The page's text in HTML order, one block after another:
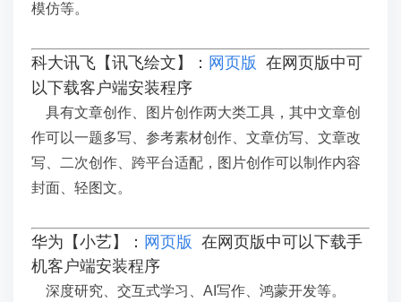
模仿等。
科大讯飞【讯飞绘文】： 网页版 在网页版中可
以下载客户端安装程序
具有文章创作、图片创作两大类工具，其中文章创
作可以一题多写、参考素材创作、文章仿写、文章改
写、二次创作、跨平台适配，图片创作可以制作内容
封面、轻图文。
华为【小艺】： 网页版 在网页版中可以下载手
机客户端安装程序
深度研究、交互式学习、AI写作、鸿蒙开发等。